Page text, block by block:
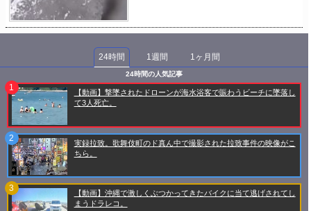
24時間 1週間 1ヶ月間
24時間の人気記事
【動画】撃墜されたドローンが海水浴客で賑わうビーチに墜落し
て3人死亡。
実録拉致。歌舞伎町のド真ん中で撮影された拉致事件の映像がこ
ちら。
【動画】沖縄で激しくぶつかってきたバイクに当て逃げされてし
まうドラレコ。